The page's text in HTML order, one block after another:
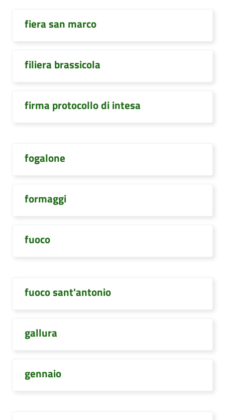
fiera san marco
filiera brassicola
firma protocollo di intesa
fogalone
formaggi
fuoco
fuoco sant'antonio
gallura
gennaio